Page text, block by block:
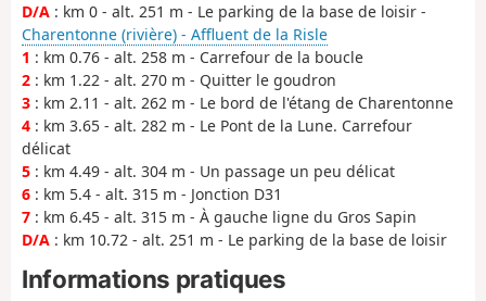
D/A : km 0 - alt. 251 m - Le parking de la base de loisir -
Charentonne (rivière) - Affluent de la Risle
1 : km 0.76 - alt. 258 m - Carrefour de la boucle
2 : km 1.22 - alt. 270 m - Quitter le goudron
3 : km 2.11 - alt. 262 m - Le bord de l'étang de Charentonne
4 : km 3.65 - alt. 282 m - Le Pont de la Lune. Carrefour
délicat
5 : km 4.49 - alt. 304 m - Un passage un peu délicat
6 : km 5.4 - alt. 315 m - Jonction D31
7 : km 6.45 - alt. 315 m - À gauche ligne du Gros Sapin
D/A : km 10.72 - alt. 251 m - Le parking de la base de loisir
Informations pratiques